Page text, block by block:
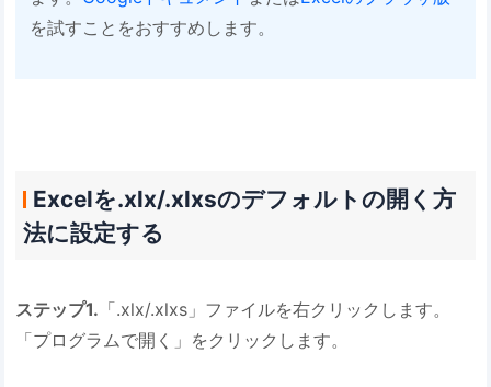
を試すことをおすすめします。
Excelを.xlx/.xlxsのデフォルトの開く方
法に設定する
ステップ1. 「.xlx/.xlxs」ファイルを右クリックします。
「プログラムで開く」をクリックします。